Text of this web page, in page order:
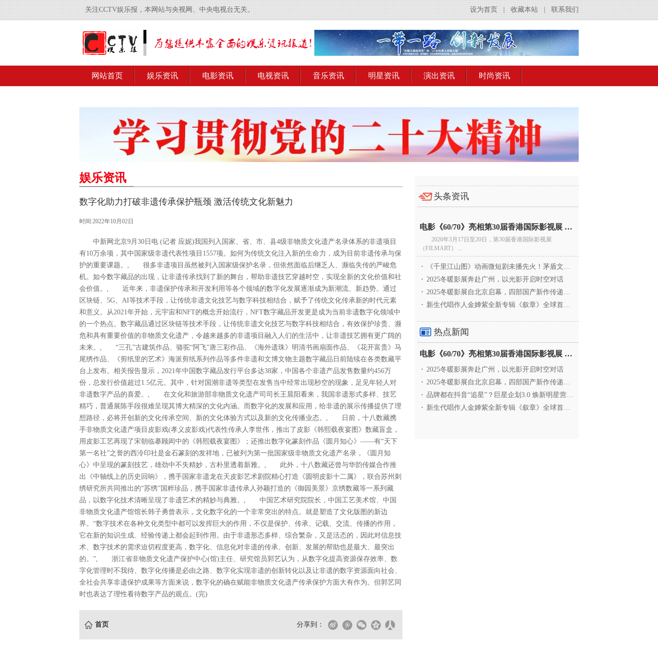
关注CCTV娱乐报，本网站与央视网、中央电视台无关。 联系我们
收藏本站
设为首页
网站首页 娱乐资讯 电影资讯 电视资讯 音乐资讯 明星资讯 演出资讯 时尚资讯
娱乐资讯
数字化助力打破非遗传承保护瓶颈 激活传统文化新魅力
时间:2022年10月02日
中新网北京9月30日电 (记者 应妮)我国列入国家、省、市、县4级非物质文化遗产名录体系的非遗项目
有10万余项，其中国家级非遗代表性项目1557项。如何为传统文化注入新的生命力，成为目前非遗传承与保
护的重要课题。, 很多非遗项目虽然被列入国家级保护名录，但依然面临后继乏人、濒临失传的严峻危
机。如今数字藏品的出现，让非遗传承找到了新的舞台，帮助非遗技艺穿越时空，实现全新的文化价值和社
会价值。, 近年来，非遗保护传承和开发利用等各个领域的数字化发展逐渐成为新潮流、新趋势。通过
区块链、5G、AI等技术手段，让传统非遗文化技艺与数字科技相结合，赋予了传统文化传承新的时代元素
和意义。从2021年开始，元宇宙和NFT的概念开始流行，NFT数字藏品开发更是成为当前非遗数字化领域中
的一个热点。数字藏品通过区块链等技术手段，让传统非遗文化技艺与数字科技相结合，有效保护珍贵、濒
危和具有重要价值的非物质文化遗产，令越来越多的非遗项目融入人们的生活中，让非遗技艺拥有更广阔的
未来。, “三孔”古建筑作品、骆驼“阿飞”唐三彩作品、《海外遗珠》明清书画扇面作品、《花开富贵》马
尾绣作品、《剪纸里的艺术》海派剪纸系列作品等多件非遗和文博文物主题数字藏品日前陆续在各类数藏平
台上发布。相关报告显示，2021年中国数字藏品发行平台多达38家，中国各个非遗产品发售数量约456万
份，总发行价值超过1.5亿元。其中，针对国潮非遗等类型在发售当中经常出现秒空的现象，足见年轻人对
非遗数字产品的喜爱。, 在文化和旅游部非物质文化遗产司司长王晨阳看来，我国非遗形式多样、技艺
精巧，普通展陈手段很难呈现其博大精深的文化内涵。而数字化的发展和应用，给非遗的展示传播提供了理
想路径，必将开创新的文化传承空间、新的文化体验方式以及新的文化传播业态。, 日前，十八数藏携
手非物质文化遗产项目皮影戏(孝义皮影戏)代表性传承人李世伟，推出了皮影《韩熙载夜宴图》数藏盲盒，
用皮影工艺再现了宋朝临摹顾闳中的《韩熙载夜宴图》；还推出数字化篆刻作品《圆月知心》——有“天下
第一名社”之誉的西泠印社是金石篆刻的发祥地，已被列为第一批国家级非物质文化遗产名录，《圆月知
心》中呈现的篆刻技艺，雄劲中不失精妙，古朴里透着新雅。, 此外，十八数藏还曾与华韵传媒合作推
出《中轴线上的历史回响》，携手国家非遗龙在天皮影艺术剧院精心打造《圆明皮影十二属》，联合苏州刺
绣研究所共同推出的“苏绣”国粹珍品，携手国家非遗传承人孙颖打造的《御园美景》京绣数藏等一系列藏
品，以数字化技术清晰呈现了非遗艺术的精妙与典雅。, 中国艺术研究院院长，中国工艺美术馆、中国
非物质文化遗产馆馆长韩子勇曾表示，文化数字化的一个非常突出的特点。就是塑造了文化版图的新边
界。“数字技术在各种文化类型中都可以发挥巨大的作用，不仅是保护、传承、记载、交流、传播的作用，
它在新的知识生成、经验传递上都会起到作用。由于非遗形态多样、综合繁杂，又是活态的，因此对信息技
术、数字技术的需求迫切程度更高，数字化、信息化对非遗的传承、创新、发展的帮助也是最大、最突出
的。”, 浙江省非物质文化遗产保护中心(馆)主任、研究馆员郭艺认为，从数字化提高资源保存效率、数
字化管理时不我待、数字化传播是必由之路、数字化实现非遗的创新转化以及让非遗的数字资源面向社会、
全社会共享非遗保护成果等方面来说，数字化的确在赋能非物质文化遗产传承保护方面大有作为。但郭艺同
时也表达了理性看待数字产品的观点。(完)
首页 分享到：
头条资讯
电影《60/70》亮相第30届香港国际影视展 冲刺戛纳备
2026年3月17日至20日，第30届香港国际影视展
（FILMART） ...
·
《千里江山图》动画微短剧未播先火！茅盾文学奖IP首
· 2025冬暖影展奔赴广州，以光影开启时空对话
· 2025冬暖影展自北京启幕，四部国产新作传递银幕温情
· 新生代唱作人金婵紫全新专辑《叙章》全球首发，颠覆
热点新闻
电影《60/70》亮相第30届香港国际影视展 冲刺戛纳备
· 2025冬暖影展奔赴广州，以光影开启时空对话
· 2025冬暖影展自北京启幕，四部国产新作传递银幕温情
· 品牌都在抖音“追星”？巨星企划3.0 焕新明星营销，让
· 新生代唱作人金婵紫全新专辑《叙章》全球首发，颠覆